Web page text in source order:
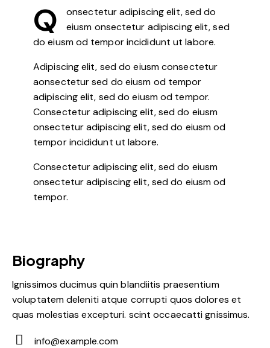
Q
onsectetur adipiscing elit, sed do
eiusm onsectetur adipiscing elit, sed
do eiusm od tempor incididunt ut labore.
Adipiscing elit, sed do eiusm consectetur
aonsectetur sed do eiusm od tempor
adipiscing elit, sed do eiusm od tempor.
Consectetur adipiscing elit, sed do eiusm
onsectetur adipiscing elit, sed do eiusm od
tempor incididunt ut labore.
Consectetur adipiscing elit, sed do eiusm
onsectetur adipiscing elit, sed do eiusm od
tempor.
Biography
Ignissimos ducimus quin blandiitis praesentium
voluptatem deleniti atque corrupti quos dolores et
quas molestias excepturi. scint occaecatti gnissimus.
info@example.com